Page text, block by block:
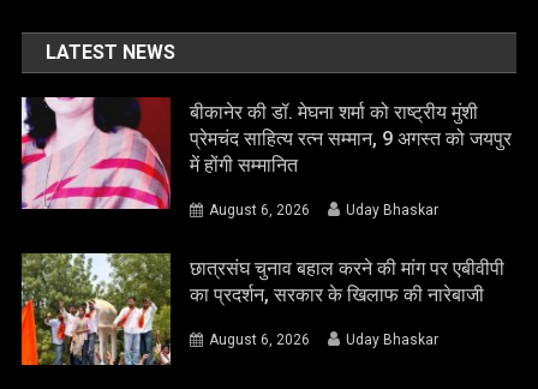
LATEST NEWS
बीकानेर की डॉ. मेघना शर्मा को राष्ट्रीय मुंशी
प्रेमचंद साहित्य रत्न सम्मान, 9 अगस्त को जयपुर
में होंगी सम्मानित
August 6, 2026 Uday Bhaskar
छात्रसंघ चुनाव बहाल करने की मांग पर एबीवीपी
का प्रदर्शन, सरकार के खिलाफ की नारेबाजी
August 6, 2026 Uday Bhaskar